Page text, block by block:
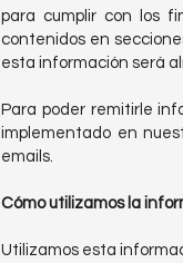
para cumplir con los
contenidos en
esta información será
Para poder remitirle
implementado en
emails.
Cómo utilizamos la
Utilizamos esta